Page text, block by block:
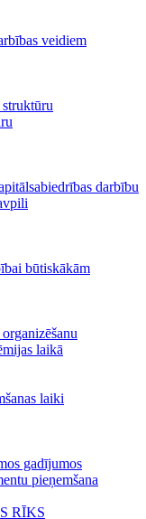
veidiem
darbību
būtiskākām
laikā
laiki
gadījumos
pieņemšana